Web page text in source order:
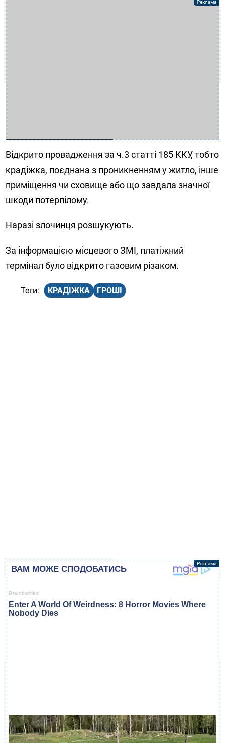
Відкрито провадження за ч.3 статті 185 ККУ, тобто
крадіжка, поєднана з проникненням у житло, інше
приміщення чи сховище або що завдала значної
шкоди потерпілому.
Наразі злочинця розшукують.
За інформацією місцевого ЗМІ, платіжний
термінал було відкрито газовим різаком.
КРАДІЖКА ГРОШІ